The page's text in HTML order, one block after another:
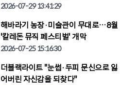
2026-07-29 13:41:29
해바라기 농장·미술관이 무대로…8월
'칼레돈 뮤직 페스티벌' 개막
2026-07-25 15:16:30
더블랙라이트 "눈썹·두피 문신으로 잃
어버린 자신감을 되찾다"